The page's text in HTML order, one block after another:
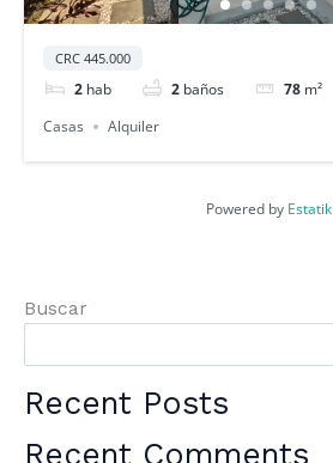
CRC 445.000
2 hab 2 baños 78 m²
Casas Alquiler
Powered by Estatik
Buscar
Recent Posts
Recent Comments